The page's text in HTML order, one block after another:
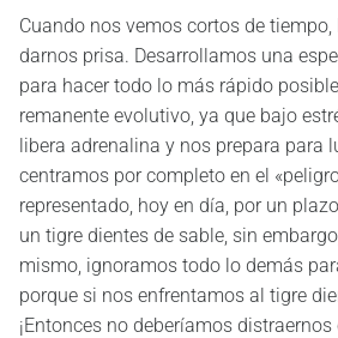
Cuando nos vemos cortos de
darnos prisa. Desarrollamos una
para hacer todo lo más rápido
remanente evolutivo, ya que bajo
libera adrenalina y nos prepara para
centramos por completo en el
representado, hoy en día, por un
un tigre dientes de sable, sin
mismo, ignoramos todo lo demás
porque si nos enfrentamos al tigre
¡Entonces no deberíamos